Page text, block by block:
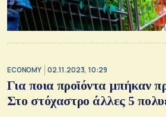
ECONOMY 02.11.2023, 10:29
Για ποια προϊόντα μπήκαν
Στο στόχαστρο άλλες 5